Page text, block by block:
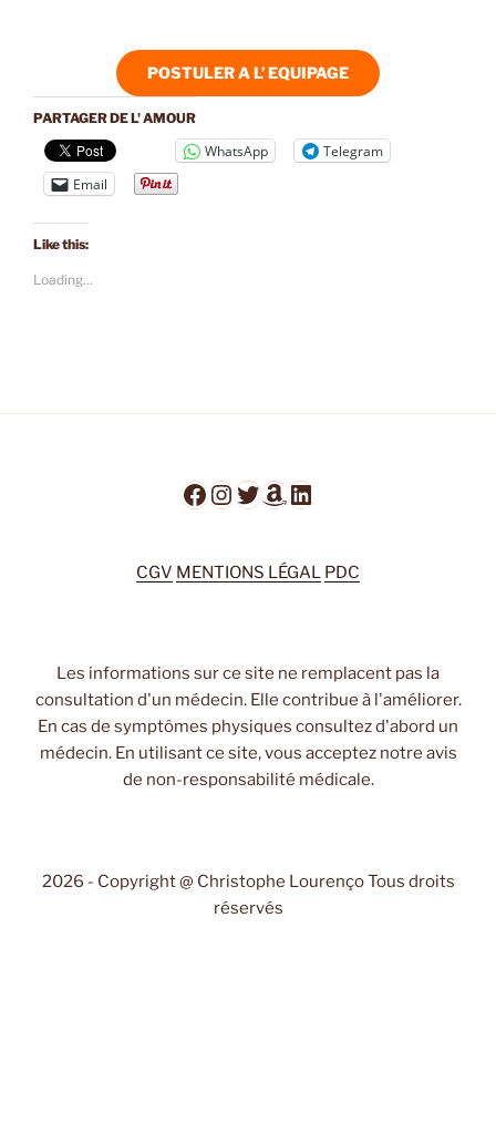
POSTULER A L’ EQUIPAGE
PARTAGER DE L' AMOUR
WhatsApp
Telegram
Email
Like this:
Loading...
Facebook
Instagram
Twitter
Amazon
LinkedIn
CGV MENTIONS LÉGAL PDC
Les informations sur ce site ne remplacent pas la
consultation d'un médecin. Elle contribue à l'améliorer.
En cas de symptômes physiques consultez d'abord un
médecin. En utilisant ce site, vous acceptez notre avis
de non-responsabilité médicale.
2026 - Copyright @ Christophe Lourenço Tous droits
réservés